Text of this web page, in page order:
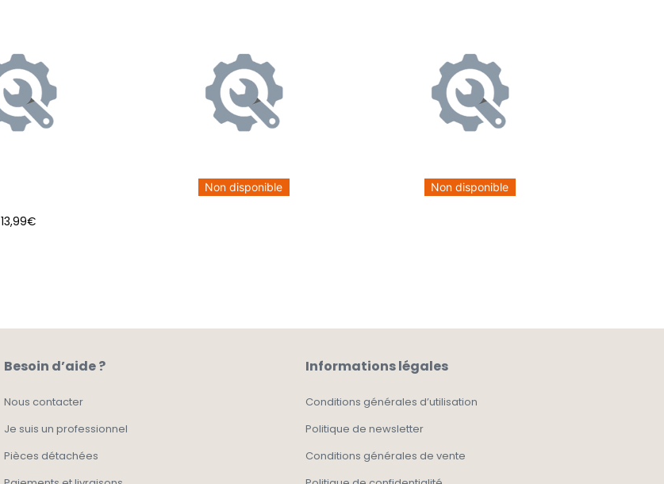
13,99€
Non disponible Non disponible
Besoin d’aide ?
Nous contacter
Je suis un professionnel
Pièces détachées
Informations légales
Conditions générales d’utilisation
Politique de newsletter
Conditions générales de vente